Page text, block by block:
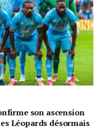
son ascension
Léopards désormais